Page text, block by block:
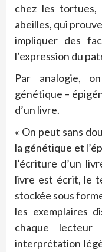
chez les
abeilles, qui
impliquer des
l’expression du
Par analogie,
génétique –
d’un livre.
« On peut sans
la génétique et
l’écriture d’un
livre est écrit, le
stockée sous
les exemplaires
chaque
interprétation